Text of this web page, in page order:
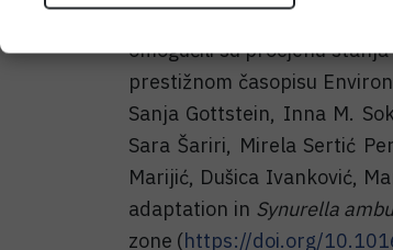
Synurella ambulans
. Prvi
omogućili su procjenu
prestižnom časopisu
Sanja Gottstein, Inna M.
Sara Šariri, Mirela Sertić
Marijić, Dušica Ivanković,
adaptation in Synurella
zone (https://doi.org/